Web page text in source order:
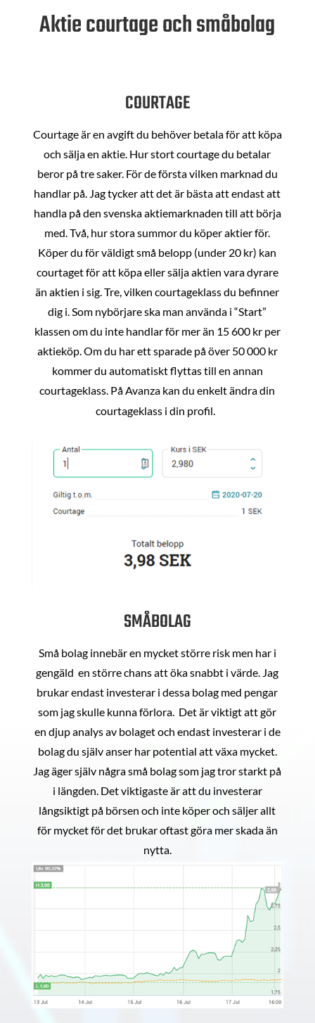
Aktie courtage och småbolag
COURTAGE
Courtage är en avgift du behöver betala för att köpa
och sälja en aktie. Hur stort courtage du betalar
beror på tre saker. För de första vilken marknad du
handlar på. Jag tycker att det är bästa att endast att
handla på den svenska aktiemarknaden till att börja
med. Två, hur stora summor du köper aktier för.
Köper du för väldigt små belopp (under 20 kr) kan
courtaget för att köpa eller sälja aktien vara dyrare
än aktien i sig. Tre, vilken courtageklass du befinner
dig i. Som nybörjare ska man använda i “Start”
klassen om du inte handlar för mer än 15 600 kr per
aktieköp. Om du har ett sparade på över 50 000 kr
kommer du automatiskt flyttas till en annan
courtageklass. På Avanza kan du enkelt ändra din
courtageklass i din profil.
SMÅBOLAG
Små bolag innebär en mycket större risk men har i
gengäld en större chans att öka snabbt i värde. Jag
brukar endast investerar i dessa bolag med pengar
som jag skulle kunna förlora. Det är viktigt att gör
en djup analys av bolaget och endast investerar i de
bolag du själv anser har potential att växa mycket.
Jag äger själv några små bolag som jag tror starkt på
i längden. Det viktigaste är att du investerar
långsiktigt på börsen och inte köper och säljer allt
för mycket för det brukar oftast göra mer skada än
nytta.